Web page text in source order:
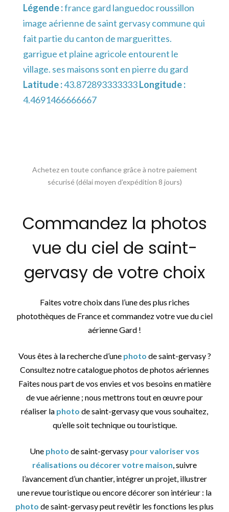
Légende :france gard languedoc roussillon
image aérienne de saint gervasy commune qui
fait partie du canton de marguerittes.
garrigue et plaine agricole entourent le
village. ses maisons sont en pierre du gard
Latitude :43.872893333333Longitude :
4.4691466666667
Achetez en toute confiance grâce à notre paiement
sécurisé (délai moyen d’expédition 8 jours)
Commandez la photos
vue du ciel de saint-
gervasy de votre choix
Faites votre choix dans l’une des plus riches
photothèques de France et commandez votre vue du ciel
aérienne Gard !
Vous êtes à la recherche d’une photo de saint-gervasy ?
Consultez notre catalogue photos de photos aériennes
Faites nous part de vos envies et vos besoins en matière
de vue aérienne ; nous mettrons tout en œuvre pour
réaliser la photo de saint-gervasy que vous souhaitez,
qu’elle soit technique ou touristique.
Une photo de saint-gervasy pour valoriser vos
réalisations ou décorer votre maison, suivre
l’avancement d’un chantier, intégrer un projet, illustrer
une revue touristique ou encore décorer son intérieur : la
photo de saint-gervasy peut revêtir les fonctions les plus